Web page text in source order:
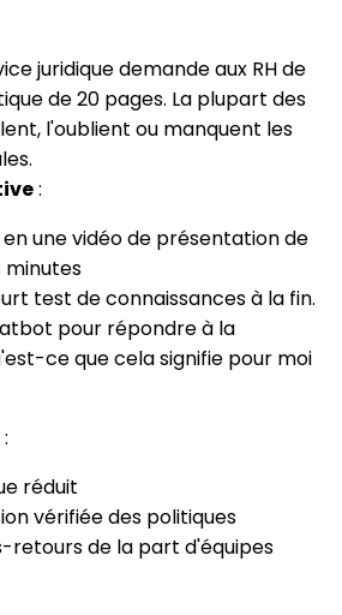
juridique demande aux RH de
de 20 pages. La plupart des
l'oublient ou manquent les
:
une vidéo de présentation de
minutes
test de connaissances à la fin.
pour répondre à la
ce que cela signifie pour moi
:
réduit
vérifiée des politiques
retours de la part d'équipes